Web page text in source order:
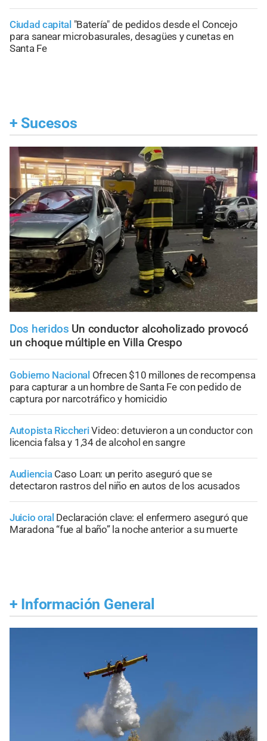
Ciudad capital "Batería" de pedidos desde el Concejo
para sanear microbasurales, desagües y cunetas en
Santa Fe
+ Sucesos
Dos heridos Un conductor alcoholizado provocó
un choque múltiple en Villa Crespo
Gobierno Nacional Ofrecen $10 millones de recompensa
para capturar a un hombre de Santa Fe con pedido de
captura por narcotráfico y homicidio
Autopista RiccheriVideo: detuvieron a un conductor con
licencia falsa y 1,34 de alcohol en sangre
Audiencia Caso Loan: un perito aseguró que se
detectaron rastros del niño en autos de los acusados
Juicio oral Declaración clave: el enfermero aseguró que
Maradona “fue al baño” la noche anterior a su muerte
+ Información General